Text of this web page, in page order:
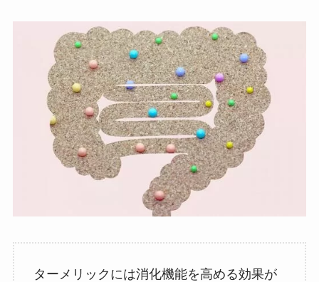
ターメリックには消化機能を高める効果が